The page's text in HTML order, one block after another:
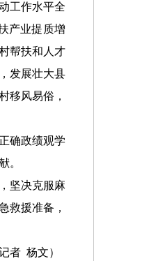
工作水平全
产业提质增
帮扶和人才
发展壮大县
移风易俗，
确政绩观学
。
坚决克服麻
救援准备，
记者 杨文）